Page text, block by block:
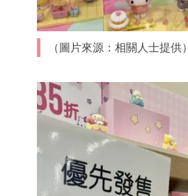
（圖片來源：相關人士提供）